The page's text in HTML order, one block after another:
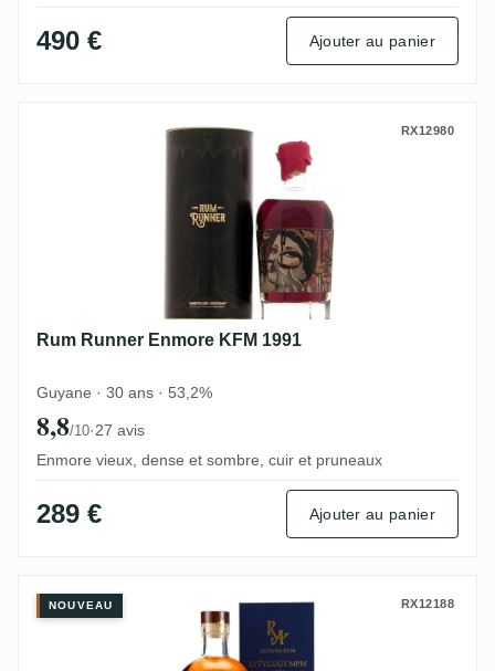
490 € Ajouter au panier
Rum Runner Enmore KFM 1991 RX12980
Rum Runner Enmore KFM 1991
Guyane · 30 ans · 53,2%
8,8/10·27 avis
Enmore vieux, dense et sombre, cuir et pruneaux
289 € Ajouter au panier
Uitvlugt RA Guyana 1991
NOUVEAU RX12188